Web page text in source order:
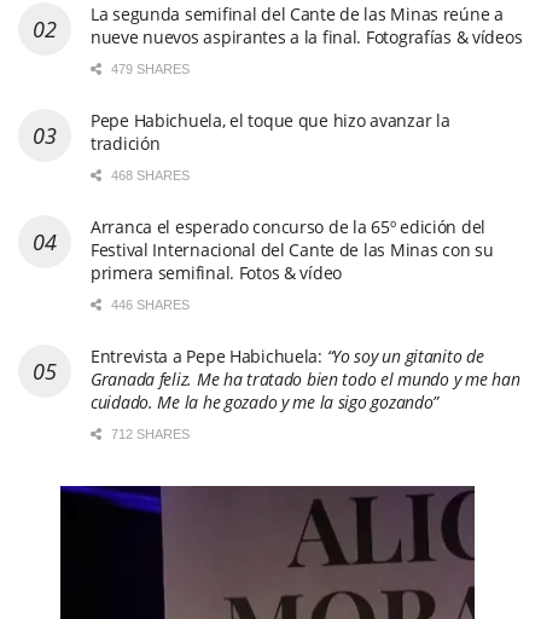
La segunda semifinal del Cante de las Minas reúne a
nueve nuevos aspirantes a la final. Fotografías & vídeos
479 SHARES
Pepe Habichuela, el toque que hizo avanzar la
tradición
468 SHARES
Arranca el esperado concurso de la 65º edición del
Festival Internacional del Cante de las Minas con su
primera semifinal. Fotos & vídeo
446 SHARES
Entrevista a Pepe Habichuela: “Yo soy un gitanito de
Granada feliz. Me ha tratado bien todo el mundo y me han
cuidado. Me la he gozado y me la sigo gozando”
712 SHARES